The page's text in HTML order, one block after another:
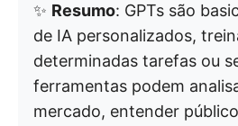
✨ Resumo: GPTs são
de IA personalizados,
determinadas tarefas ou
ferramentas podem
mercado, entender